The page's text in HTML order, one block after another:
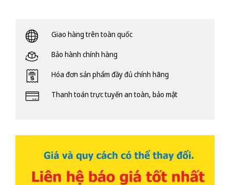
Giao hàng trên toàn quốc
Bảo hành chính hàng
Hóa đơn sản phẩm đầy đủ chính hãng
Thanh toán trực tuyến an toàn, bảo mật